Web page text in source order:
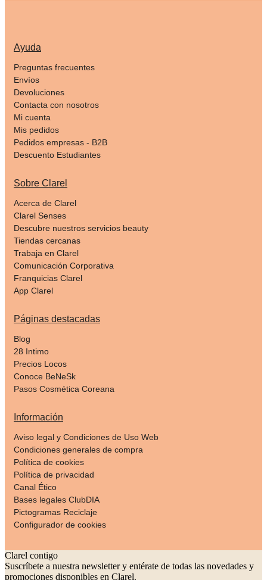
Ayuda
Preguntas frecuentes
Envíos
Devoluciones
Contacta con nosotros
Mi cuenta
Mis pedidos
Pedidos empresas - B2B
Descuento Estudiantes
Sobre Clarel
Acerca de Clarel
Clarel Senses
Descubre nuestros servicios beauty
Tiendas cercanas
Trabaja en Clarel
Comunicación Corporativa
Franquicias Clarel
App Clarel
Páginas destacadas
Blog
28 Intimo
Precios Locos
Conoce BeNeSk
Pasos Cosmética Coreana
Información
Aviso legal y Condiciones de Uso Web
Condiciones generales de compra
Política de cookies
Política de privacidad
Canal Ético
Bases legales ClubDIA
Pictogramas Reciclaje
Configurador de cookies
Clarel contigo
Suscríbete a nuestra newsletter y entérate de todas las novedades y
promociones disponibles en Clarel.